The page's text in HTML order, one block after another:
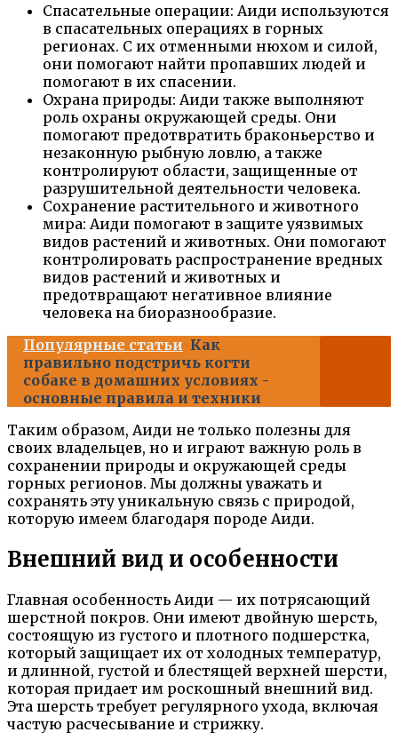
Спасательные операции: Аиди используются
в спасательных операциях в горных
регионах. С их отменными нюхом и силой,
они помогают найти пропавших людей и
помогают в их спасении.
Охрана природы: Аиди также выполняют
роль охраны окружающей среды. Они
помогают предотвратить браконьерство и
незаконную рыбную ловлю, а также
контролируют области, защищенные от
разрушительной деятельности человека.
Сохранение растительного и животного
мира: Аиди помогают в защите уязвимых
видов растений и животных. Они помогают
контролировать распространение вредных
видов растений и животных и
предотвращают негативное влияние
человека на биоразнообразие.
Популярные статьи Как
правильно подстричь когти
собаке в домашних условиях -
основные правила и техники
Таким образом, Аиди не только полезны для
своих владельцев, но и играют важную роль в
сохранении природы и окружающей среды
горных регионов. Мы должны уважать и
сохранять эту уникальную связь с природой,
которую имеем благодаря породе Аиди.
Внешний вид и особенности
Главная особенность Аиди — их потрясающий
шерстной покров. Они имеют двойную шерсть,
состоящую из густого и плотного подшерстка,
который защищает их от холодных температур,
и длинной, густой и блестящей верхней шерсти,
которая придает им роскошный внешний вид.
Эта шерсть требует регулярного ухода, включая
частую расчесывание и стрижку.